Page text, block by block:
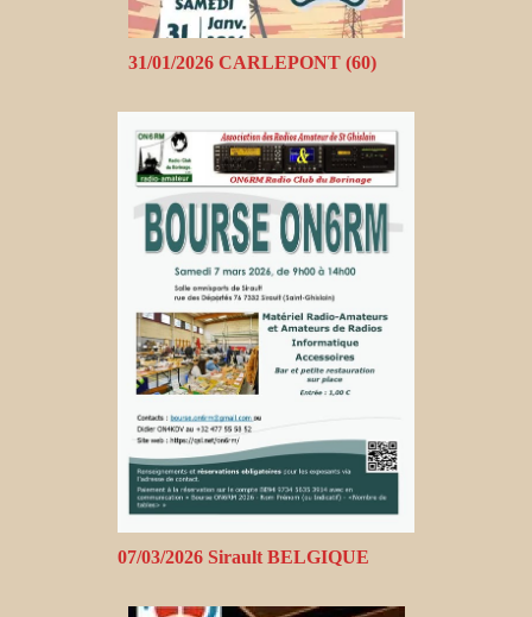
31/01/2026 CARLEPONT (60)
07/03/2026 Sirault BELGIQUE